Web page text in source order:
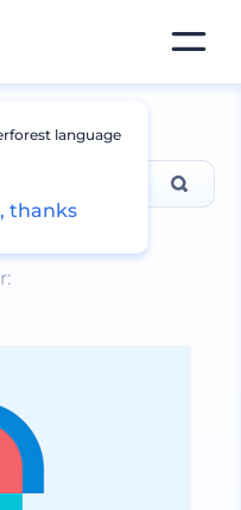
language
thanks